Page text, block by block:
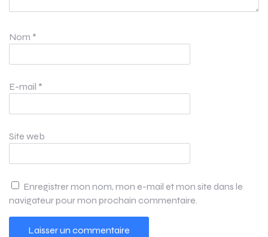
Nom *
E-mail *
Site web
Enregistrer mon nom, mon e-mail et mon site dans le
navigateur pour mon prochain commentaire.